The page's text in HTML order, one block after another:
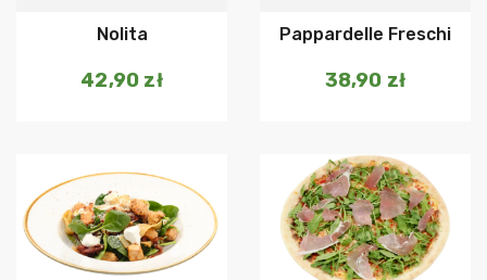
Nolita
42,90 zł
Pappardelle Freschi
38,90 zł